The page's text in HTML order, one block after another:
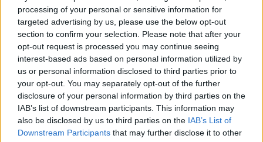
processing of your personal or sensitive information for
targeted advertising by us, please use the below opt-out
section to confirm your selection. Please note that after your
opt-out request is processed you may continue seeing
interest-based ads based on personal information utilized by
us or personal information disclosed to third parties prior to
your opt-out. You may separately opt-out of the further
disclosure of your personal information by third parties on the
IAB’s list of downstream participants. This information may
also be disclosed by us to third parties on the IAB’s List of
Downstream Participants that may further disclose it to other
00:21:56
Kai neveikia technologijos: kaip orientuotis, judėti ir
priimti sprendimus krizės metu?
Laidos | Išlikti rytojui
Visi įrašai